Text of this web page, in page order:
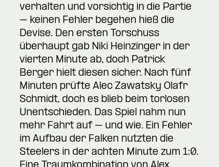
verhalten und vorsichtig in die Partie
– keinen Fehler begehen hieß die
Devise. Den ersten Torschuss
überhaupt gab Niki Heinzinger in der
vierten Minute ab, doch Patrick
Berger hielt diesen sicher. Nach fünf
Minuten prüfte Alec Zawatsky Olafr
Schmidt, doch es blieb beim torlosen
Unentschieden. Das Spiel nahm nun
mehr Fahrt auf – und wie. Ein Fehler
im Aufbau der Falken nutzten die
Steelers in der achten Minute zum 1:0.